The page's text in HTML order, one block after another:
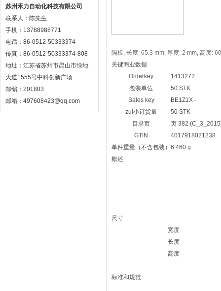
苏州禾力自动化科技有限公司
联系人：陈先生
手机：13788988771
电话：86-0512-50333374
传真：86-0512-50333374-808
地址：江苏省苏州市昆山市绿地
大道1555号中科创新广场
邮编：201803
邮箱：497608423@qq.com
隔板, 长度: 65.3 mm, 厚度: 2 mm, 高度:
关键商业数据
Orderkey
1413272
包装单位
50 STK
Sales key
BE1Z1X -
zui小订货量
50 STK
目录页
页 382
GTIN
4017918021238
单件重量（不含包装） 6.460 g
概述
尺寸
宽度
长度
高度
标准和规范